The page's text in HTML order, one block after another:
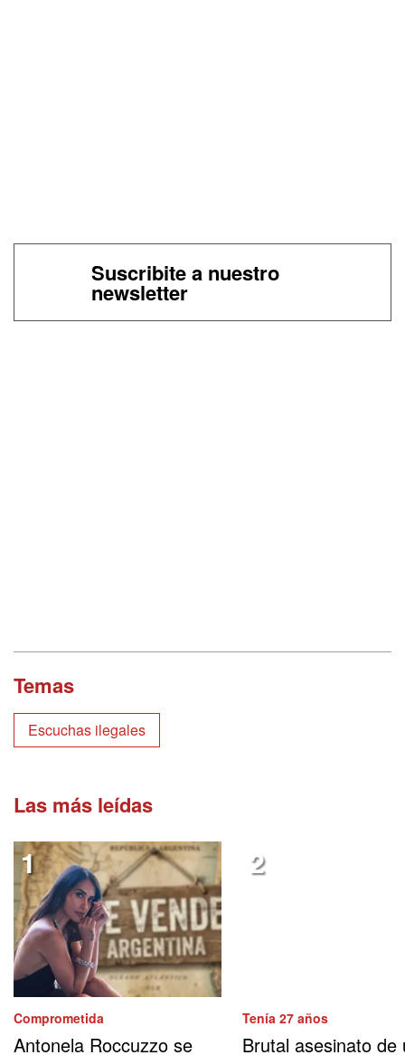
Suscribite a nuestro
newsletter
Temas
Escuchas ilegales
Las más leídas
Comprometida
Antonela Roccuzzo se
Tenía 27 años
Brutal asesinato de